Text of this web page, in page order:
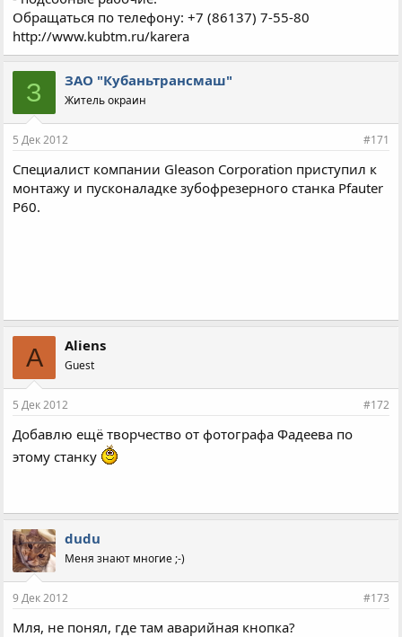
Обращаться по телефону: +7 (86137) 7-55-80
http://www.kubtm.ru/karera
З ЗАО "Кубаньтрансмаш"
Житель окраин
5 Дек 2012 #171
Специалист компании Gleason Corporation приступил к
монтажу и пусконаладке зубофрезерного станка Pfauter
P60.
A Aliens
Guest
5 Дек 2012 #172
Добавлю ещё творчество от фотографа Фадеева по
этому станку
dudu
Меня знают многие ;-)
9 Дек 2012 #173
Мля, не понял, где там аварийная кнопка?